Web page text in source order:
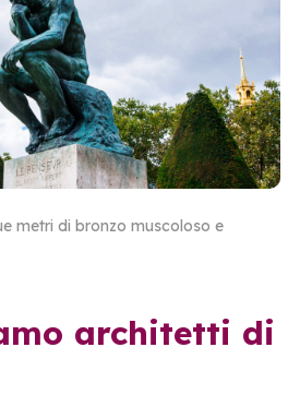
metri di bronzo muscoloso e